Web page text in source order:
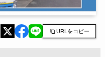
URLをコピー